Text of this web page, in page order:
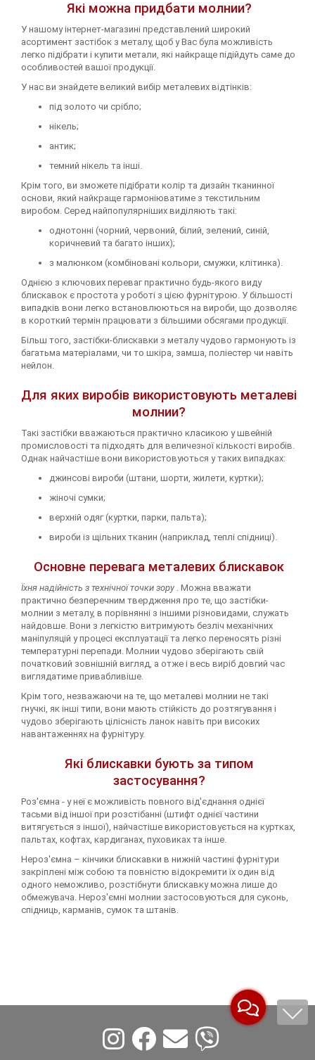
Які можна придбати молнии?
У нашому інтернет-магазині представлений широкий
асортимент застібок з металу, щоб у Вас була можливість
легко підібрати і купити метали, які найкраще підійдуть саме до
особливостей вашої продукції.
У нас ви знайдете великий вибір металевих відтінків:
під золото чи срібло;
нікель;
антик;
темний нікель та інші.
Крім того, ви зможете підібрати колір та дизайн тканинної
основи, який найкраще гармоніюватиме з текстильним
виробом. Серед найпопулярніших виділяють такі:
однотонні (чорний, червоний, білий, зелений, синій,
коричневий та багато інших);
з малюнком (комбіновані кольори, смужки, клітинка).
Однією з ключових переваг практично будь-якого виду
блискавок є простота у роботі з цією фурнітурою. У більшості
випадків вони легко встановлюються на вироби, що дозволяє
в короткий термін працювати з більшими обсягами продукції.
Більш того, застібки-блискавки з металу чудово гармонують із
багатьма матеріалами, чи то шкіра, замша, поліестер чи навіть
нейлон.
Для яких виробів використовують металеві
молнии?
Такі застібки вважаються практично класикою у швейній
промисловості та підходять для величезної кількості виробів.
Однак найчастіше вони використовуються у таких випадках:
джинсові вироби (штани, шорти, жилети, куртки);
жіночі сумки;
верхній одяг (куртки, парки, пальта);
вироби із щільних тканин (наприклад, теплі спідниці).
Основне перевага металевих блискавок
Їхня надійність з технічної точки зору . Можна вважати
практично безперечним твердження про те, що застібки-
молнии з металу, в порівнянні з іншими різновидами, служать
найдовше. Вони з легкістю витримують безліч механічних
маніпуляцій у процесі експлуатації та легко переносять різні
температурні перепади. Молнии чудово зберігають свій
початковий зовнішній вигляд, а отже і весь виріб довгий час
виглядатиме привабливіше.
Крім того, незважаючи на те, що металеві молнии не такі
гнучкі, як інші типи, вони мають стійкість до розтягування і
чудово зберігають цілісність ланок навіть при високих
навантаженнях на фурнітуру.
Які блискавки бують за типом
застосування?
Роз'ємна - у неї є можливість повного від'єднання однієї
тасьми від іншої при розстібанні (штифт однієї частини
витягується з іншої), найчастіше використовується на куртках,
пальтах, кофтах, кардиганах, пуховиках та інше.
Нероз'ємна – кінчики блискавки в нижній частині фурнітури
закріплені між собою та повністю відокремити їх один від
одного неможливо, розстібнути блискавку можна лише до
обмежувача. Нероз'ємні молнии застосовуються для суконь,
спідниць, карманів, сумок та штанів.